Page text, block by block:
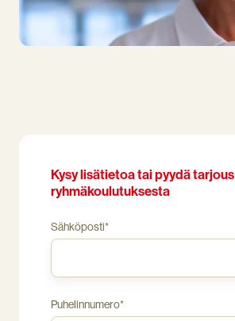
Kysy lisätietoa tai pyydä tarjous
ryhmäkoulutuksesta
Sähköposti*
Puhelinnumero*